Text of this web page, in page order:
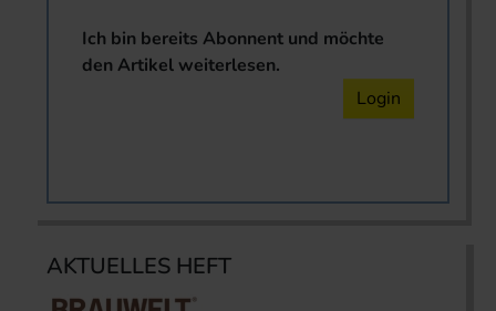
Ich bin bereits Abonnent und möchte
den Artikel weiterlesen.
Login
AKTUELLES HEFT